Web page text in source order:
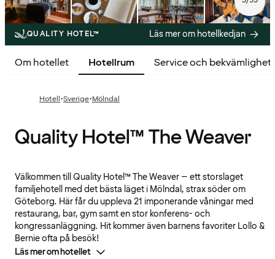
QUALITY HOTEL™ Läs mer om hotellkedjan
Om hotellet Hotellrum Service och
Hotell·Sverige·Mölndal
Quality Hotel™ The Weaver
Välkommen till Quality Hotel™ The Weaver – ett storslaget
familjehotell med det bästa läget i Mölndal, strax söder om
Göteborg. Här får du uppleva 21 imponerande våningar med
restaurang, bar, gym samt en stor konferens- och
kongressanläggning. Hit kommer även barnens favoriter Lollo &
Bernie ofta på besök!
Läs mer om hotellet